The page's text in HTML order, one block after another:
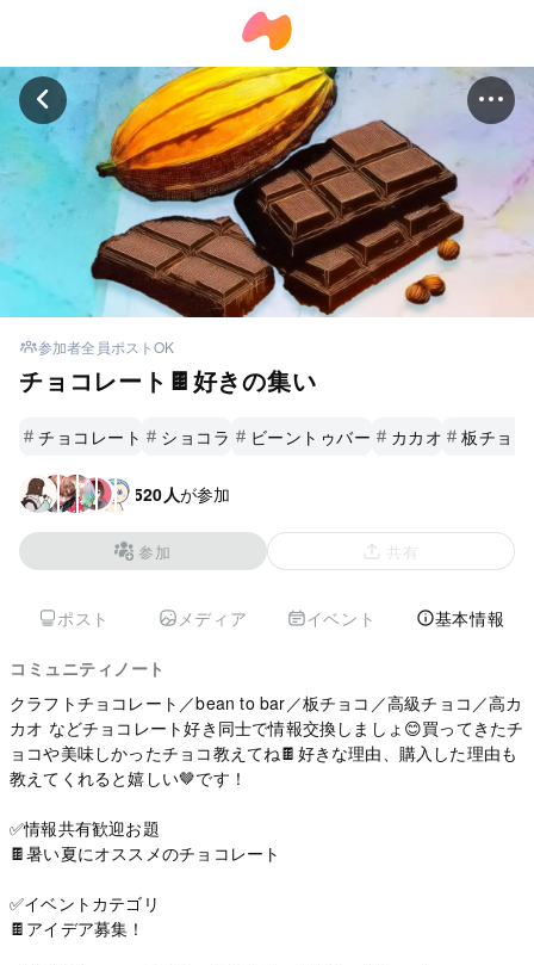
参加者全員ポストOK
チョコレート🍫好きの集い
チョコレート ショコラ ビーントゥバー カカオ 板チョコ
520人が参加
参加 共有
ポスト メディア イベント 基本情報
コミュニティノート
クラフトチョコレート／bean to bar／板チョコ／高級チョコ／高カ
カオ などチョコレート好き同士で情報交換しましょ😊買ってきたチ
ョコや美味しかったチョコ教えてね🍫好きな理由、購入した理由も
教えてくれると嬉しい🤎です！
✅情報共有歓迎お題
🍫暑い夏にオススメのチョコレート
✅イベントカテゴリ
🍫アイデア募集！